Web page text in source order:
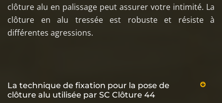
clôture alu en palissage peut assurer votre intimité. La
clôture en alu tressée est robuste et résiste à
différentes agressions.
La technique de fixation pour la pose de
clôture alu utilisée par SC Clôture 44